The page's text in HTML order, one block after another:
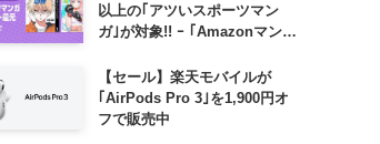
以上の｢アツいスポーツマン
ガ｣が対象!! ｰ ｢Amazonマンガ
【セール】楽天モバイルが
｢AirPods Pro 3｣を1,900円オ
フで販売中